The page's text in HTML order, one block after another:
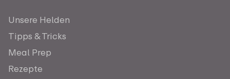
Unsere Helden
Tipps & Tricks
Meal Prep
Rezepte